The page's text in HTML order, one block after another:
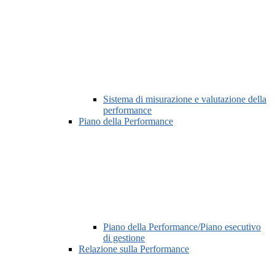
Sistema di misurazione e valutazione della
performance
Piano della Performance
Piano della Performance/Piano esecutivo
di gestione
Relazione sulla Performance